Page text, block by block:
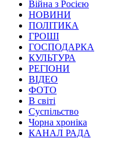
Війна з Росією
НОВИНИ
ПОЛІТИКА
ГРОШІ
ГОСПОДАРКА
КУЛЬТУРА
РЕГІОНИ
ВІДЕО
ФОТО
В світі
Суспільство
Чорна хроніка
КАНАЛ РАДА